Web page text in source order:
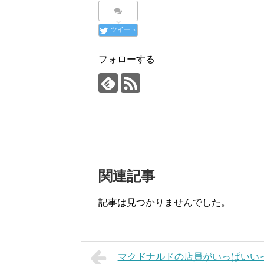
ツイート
フォローする
関連記事
記事は見つかりませんでした。
マクドナルドの店員がいっぱいい